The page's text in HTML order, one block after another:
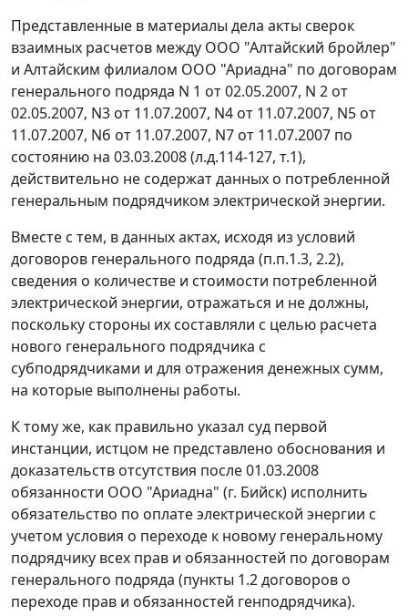
Представленные в материалы дела акты сверок
взаимных расчетов между ООО "Алтайский бройлер"
и Алтайским филиалом ООО "Ариадна" по договорам
генерального подряда N 1 от 02.05.2007, N 2 от
02.05.2007, N3 от 11.07.2007, N4 от 11.07.2007, N5 от
11.07.2007, Nб от 11.07.2007, N7 от 11.07.2007 по
состоянию на 03.03.2008 (л.д.114-127, т.1),
действительно не содержат данных о потребленной
генеральным подрядчиком электрической энергии.
Вместе с тем, в данных актах, исходя из условий
договоров генерального подряда (п.п.1.3, 2.2),
сведения о количестве и стоимости потребленной
электрической энергии, отражаться и не должны,
поскольку стороны их составляли с целью расчета
нового генерального подрядчика с
субподрядчиками и для отражения денежных сумм,
на которые выполнены работы.
К тому же, как правильно указал суд первой
инстанции, истцом не представлено обоснования и
доказательств отсутствия после 01.03.2008
обязанности ООО "Ариадна" (г. Бийск) исполнить
обязательство по оплате электрической энергии с
учетом условия о переходе к новому генеральному
подрядчику всех прав и обязанностей по договорам
генерального подряда (пункты 1.2 договоров о
переходе прав и обязанностей генподрядчика).